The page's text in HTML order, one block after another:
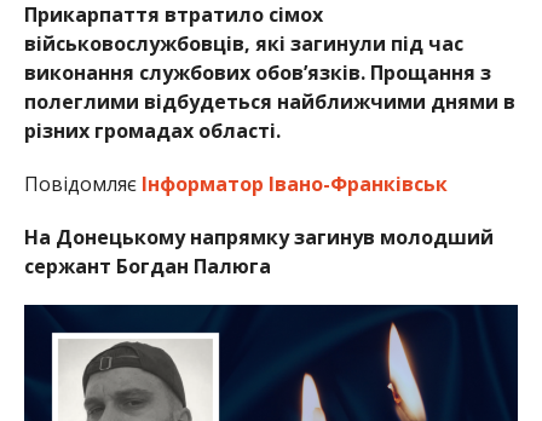
Прикарпаття втратило сімох
військовослужбовців, які загинули під час
виконання службових обов’язків. Прощання з
полеглими відбудеться найближчими днями в
різних громадах області.
Повідомляє Інформатор Івано-Франківськ
На Донецькому напрямку загинув молодший
сержант Богдан Палюга